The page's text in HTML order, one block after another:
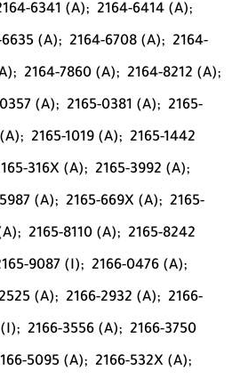
6341 (A); 2164-6414 (A);
(A); 2164-6708 (A); 2164-
2164-7860 (A); 2164-8212 (A);
(A); 2165-0381 (A); 2165-
2165-1019 (A); 2165-1442
316X (A); 2165-3992 (A);
(A); 2165-669X (A); 2165-
2165-8110 (A); 2165-8242
9087 (I); 2166-0476 (A);
(A); 2166-2932 (A); 2166-
2166-3556 (A); 2166-3750
5095 (A); 2166-532X (A);